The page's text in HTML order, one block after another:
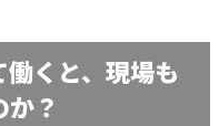
くと、現場も
？